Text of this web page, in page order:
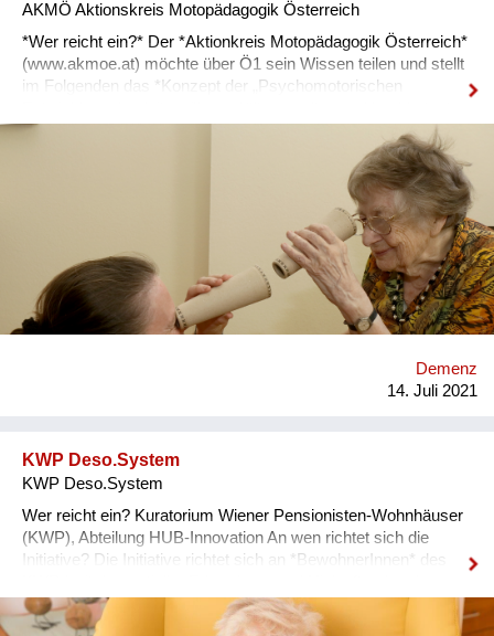
AKMÖ Aktionskreis Motopädagogik Österreich
*Wer reicht ein?* Der *Aktionkreis Motopädagogik Österreich*
(www.akmoe.at) möchte über Ö1 sein Wissen teilen und stellt
im Folgenden das *Konzept der „Psychomotorischen
Menschen*, die mit einer demenziellen Beeinträchtigung leben
vor. *An wen richtet sich Ihre Initiative?* Nicht alle Menschen
profitieren von der steigenden Lebenserwartung, denn es gibt
auch diejenigen, deren Lebensqualität im Alter stark abnimmt –
weil sie z. B. mit einer *Demenzerkrankung* leben müssen.
Der Verlust von Selbstbestimmtheit, Handlungsfähigkeit und
kognitiven Leistungen trübt das Dasein der Erkrankten
genauso wie das ihrer Angehörigen. *Was möchten Sie
bewirken?* Gerade für Menschen mit Demenz, die durch den
Riss des Erinnerungsfadens oft ganz im Augenblick agieren,
glückbringenden Momenten im Hier und Jetzt* beitragen.
Psychomotorische Entwicklungsbegleitung ist eine holistisch...
Demenz
14. Juli 2021
KWP Deso.System
KWP Deso.System
Wer reicht ein? Kuratorium Wiener Pensionisten-Wohnhäuser
(KWP), Abteilung HUB-Innovation An wen richtet sich die
Initiative? Die Initiative richtet sich an *BewohnerInnen* des
ehem. Weglauftendenz. Was möchten wir bewirken? Wir
verfolgen das Ziel der *Erhöhung der individuellen Sicherheit